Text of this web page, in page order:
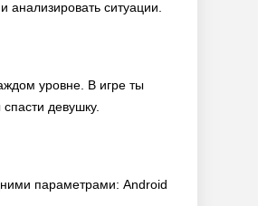
анализировать ситуации.
уровне. В игре ты
девушку.
параметрами: Android